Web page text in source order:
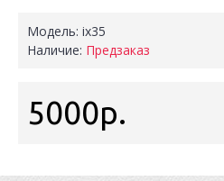
Модель: ix35
Наличие: Предзаказ
5000р.